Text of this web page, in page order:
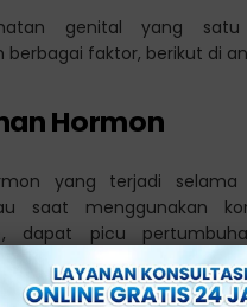
genital yang
berbagai faktor, berikut di
Hormon
yang terjadi selama
saat menggunakan
dapat picu